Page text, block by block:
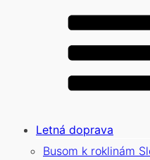
Letná doprava
Busom k roklinám